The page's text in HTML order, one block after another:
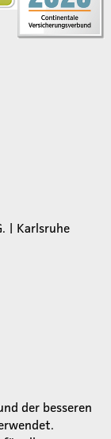
| Karlsruhe
der besseren